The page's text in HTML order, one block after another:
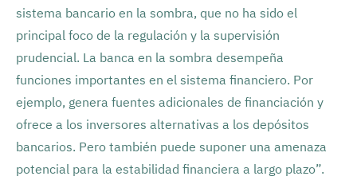
sistema bancario en la sombra, que no ha sido el
principal foco de la regulación y la supervisión
prudencial. La banca en la sombra desempeña
funciones importantes en el sistema financiero. Por
ejemplo, genera fuentes adicionales de financiación y
ofrece a los inversores alternativas a los depósitos
bancarios. Pero también puede suponer una amenaza
potencial para la estabilidad financiera a largo plazo”.